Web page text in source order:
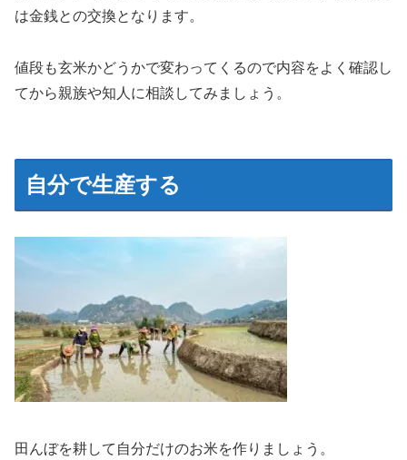
は金銭との交換となります。
値段も玄米かどうかで変わってくるので内容をよく確認し
てから親族や知人に相談してみましょう。
自分で生産する
田んぼを耕して自分だけのお米を作りましょう。